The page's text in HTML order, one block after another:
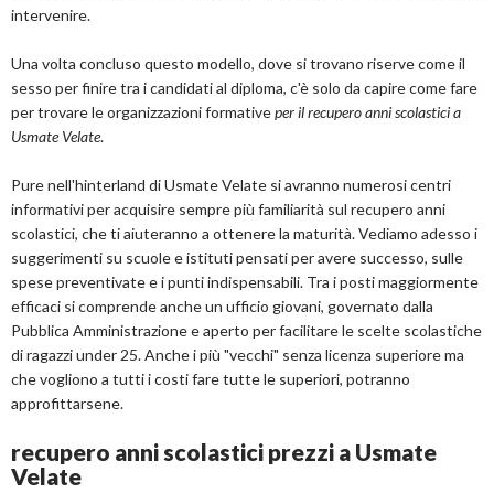
intervenire.
Una volta concluso questo modello, dove si trovano riserve come il
sesso per finire tra i candidati al diploma, c'è solo da capire come fare
per trovare le organizzazioni formativeper il recupero anni scolastici a
Usmate Velate.
Pure nell'hinterland di Usmate Velate si avranno numerosi centri
informativi per acquisire sempre più familiarità sul recupero anni
scolastici, che ti aiuteranno a ottenere la maturità. Vediamo adesso i
suggerimenti su scuole e istituti pensati per avere successo, sulle
spese preventivate e i punti indispensabili. Tra i posti maggiormente
efficaci si comprende anche un ufficio giovani, governato dalla
Pubblica Amministrazione e aperto per facilitare le scelte scolastiche
di ragazzi under 25. Anche i più "vecchi" senza licenza superiore ma
che vogliono a tutti i costi fare tutte le superiori, potranno
approfittarsene.
recupero anni scolastici prezzi a Usmate
Velate